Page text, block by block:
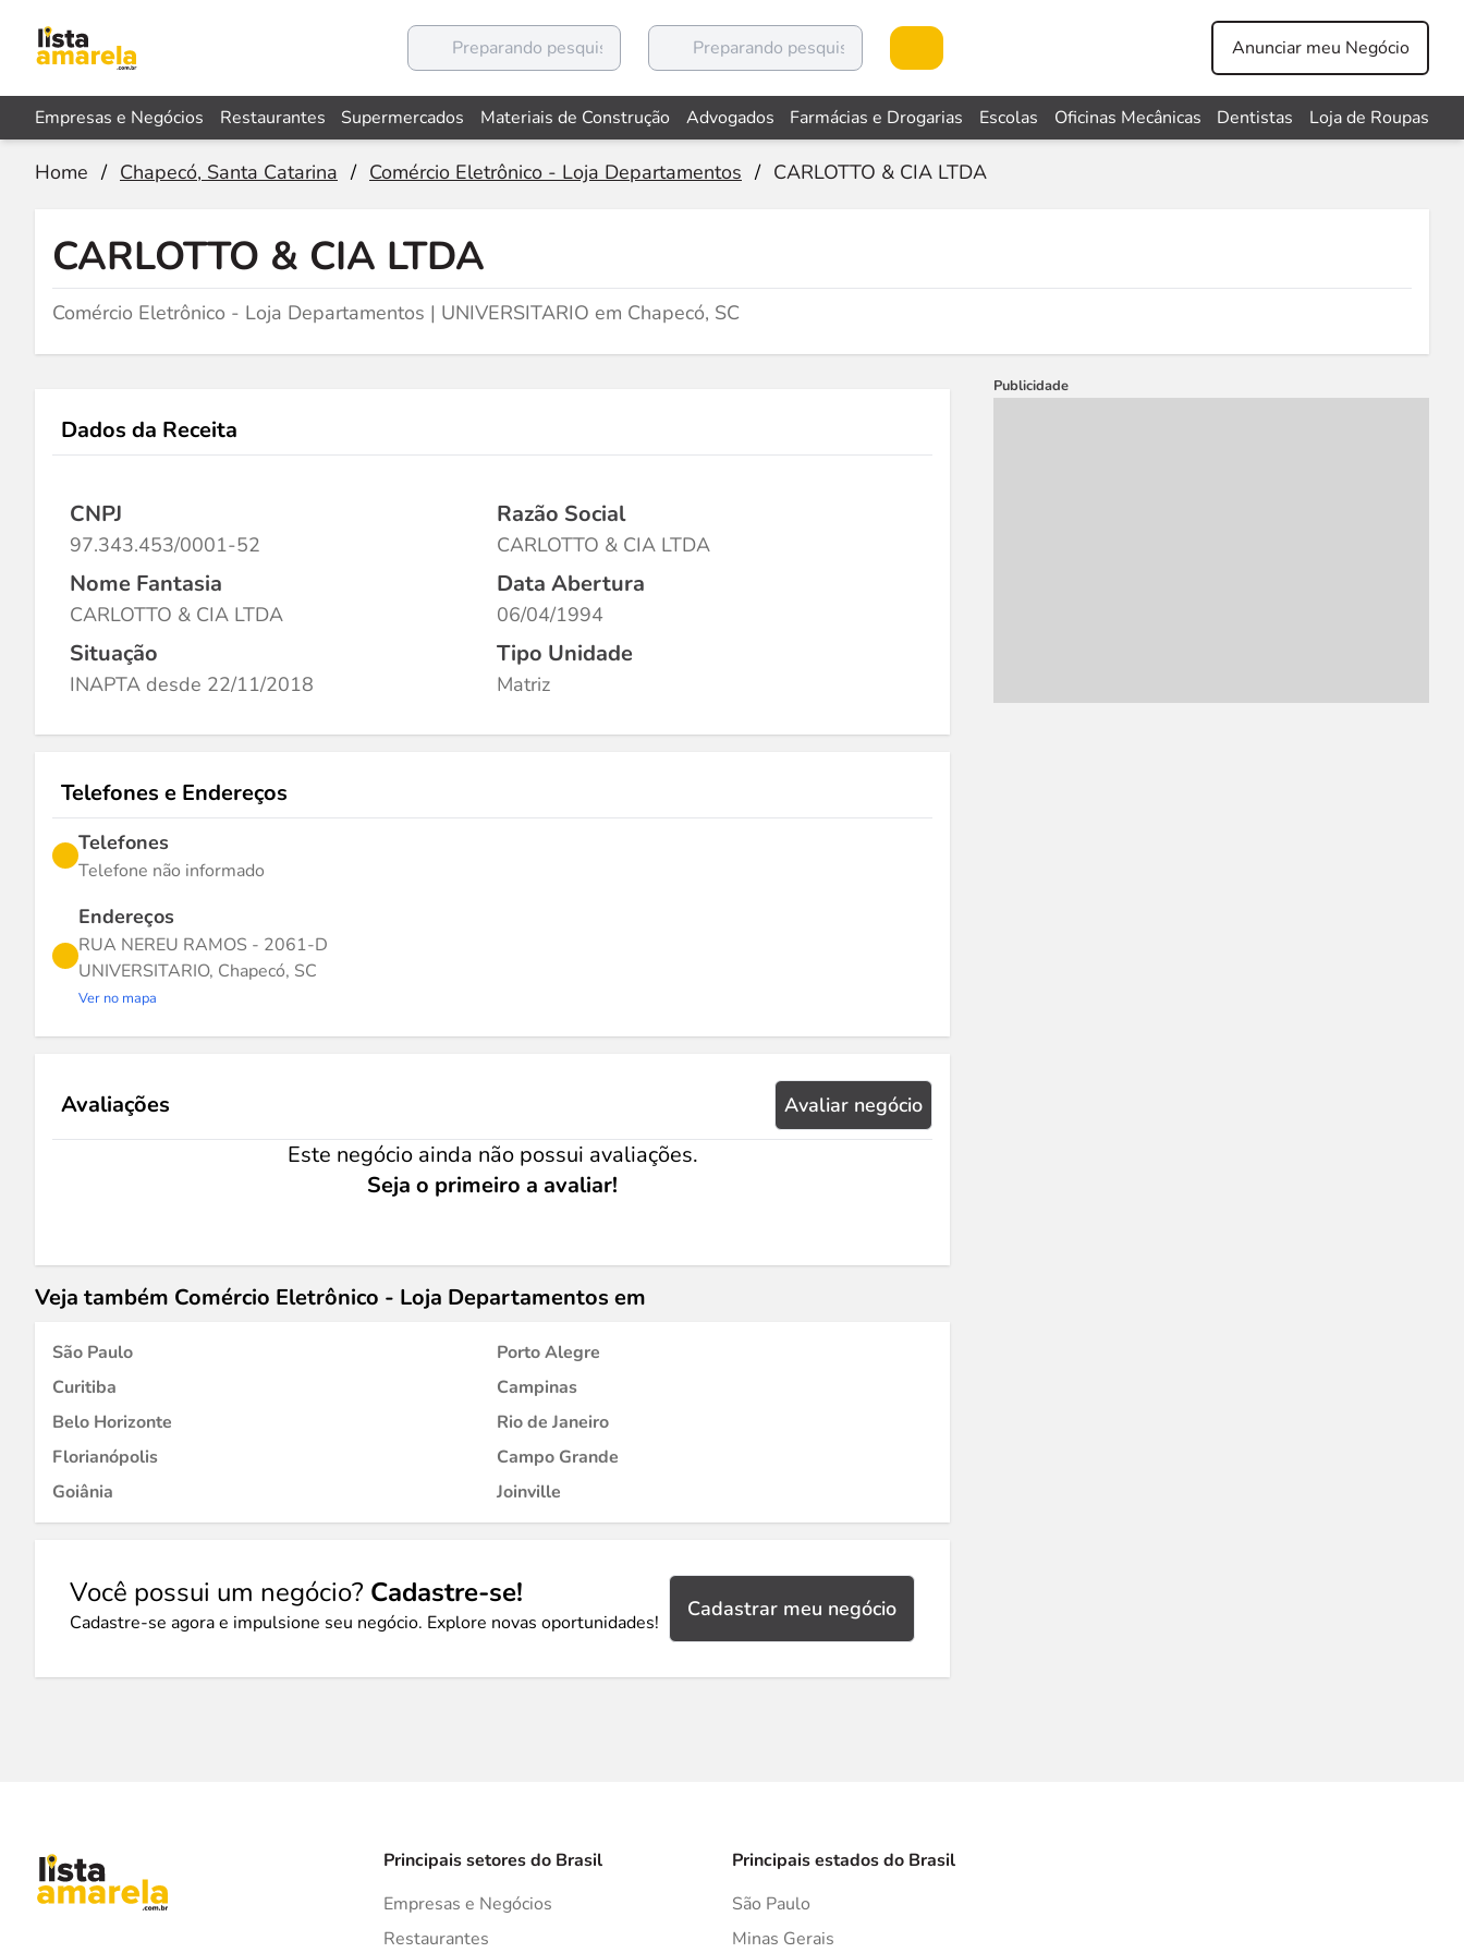
Anunciar meu Negócio
Empresas e Negócios Restaurantes Supermercados Materiais de Construção Advogados Farmácias e Drogarias Escolas Oficinas Mecânicas Dentistas Loja de Roupas
Home / Chapecó, Santa Catarina / Comércio Eletrônico - Loja Departamentos / CARLOTTO & CIA LTDA
CARLOTTO & CIA LTDA
Comércio Eletrônico - Loja Departamentos | UNIVERSITARIO em Chapecó, SC
Dados da Receita
CNPJ
97.343.453/0001-52
Razão Social
CARLOTTO & CIA LTDA
Nome Fantasia
CARLOTTO & CIA LTDA
Data Abertura
06/04/1994
Situação
INAPTA desde 22/11/2018
Tipo Unidade
Matriz
Telefones e Endereços
Telefones
Telefone não informado
Endereços
RUA NEREU RAMOS - 2061-D
UNIVERSITARIO, Chapecó, SC
Ver no mapa
Avaliações Avaliar negócio
Este negócio ainda não possui avaliações.
Seja o primeiro a avaliar!
Veja também Comércio Eletrônico - Loja Departamentos em
São Paulo
Porto Alegre
Curitiba
Campinas
Belo Horizonte
Rio de Janeiro
Florianópolis
Campo Grande
Goiânia
Joinville
Você possui um negócio? Cadastre-se!
Cadastre-se agora e impulsione seu negócio. Explore novas oportunidades!
Cadastrar meu negócio
Publicidade
Principais setores do Brasil
Empresas e Negócios
Restaurantes
Principais estados do Brasil
São Paulo
Minas Gerais